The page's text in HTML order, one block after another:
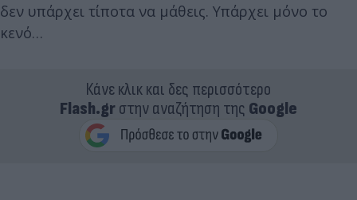
δεν υπάρχει τίποτα να μάθεις. Υπάρχει μόνο το
κενό…
Κάνε κλικ και δες περισσότερο
Flash.grστην αναζήτηση της Google